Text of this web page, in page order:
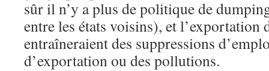
sûr il n’y a plus de politique de
entre les états voisins), et l’exportation
entraîneraient des suppressions
d’exportation ou des pollutions.